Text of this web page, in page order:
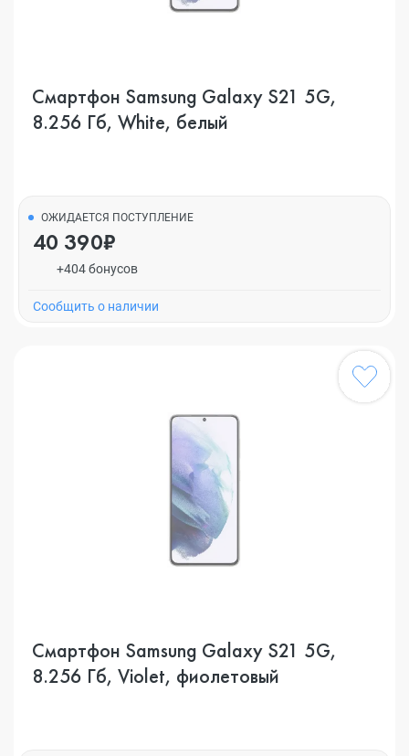
Смартфон Samsung Galaxy S21 5G,
8.256 Гб, White, белый
ОЖИДАЕТСЯ ПОСТУПЛЕНИЕ
40 390₽
+404 бонусов
Cообщить о наличии
Смартфон Samsung Galaxy S21 5G,
8.256 Гб, Violet, фиолетовый